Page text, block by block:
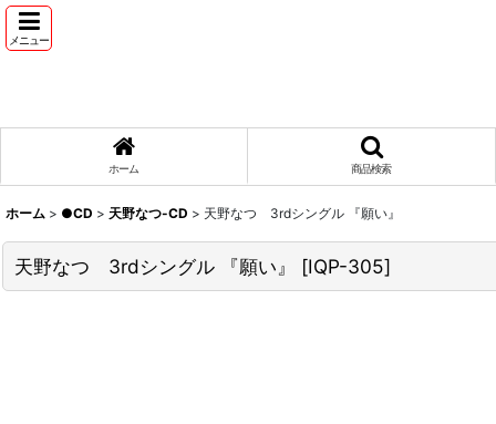
メニュー
ホーム 商品検索
ホーム > ●CD > 天野なつ-CD > 天野なつ 3rdシングル 『願い』
天野なつ 3rdシングル 『願い』 [IQP-305]